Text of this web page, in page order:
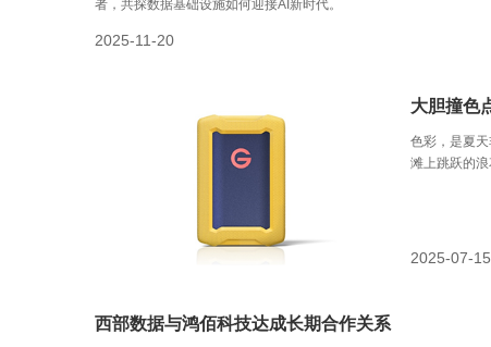
者，共探数据基础设施如何迎接AI新时代。
2025-11-20
大胆撞色
色彩，是夏
滩上跳跃的
2025-07-15
西部数据与鸿佰科技达成长期合作关系